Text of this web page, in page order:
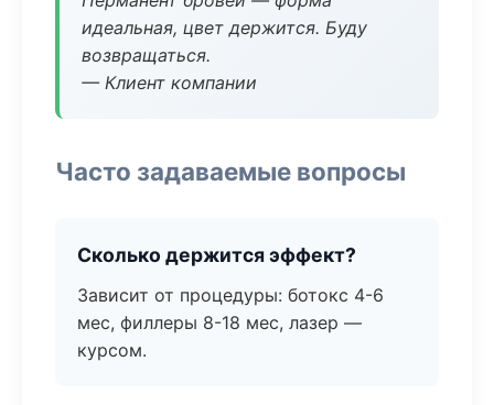
идеальная, цвет держится. Буду
возвращаться.
— Клиент компании
Часто задаваемые вопросы
Сколько держится эффект?
Зависит от процедуры: ботокс 4-6
мес, филлеры 8-18 мес, лазер —
курсом.